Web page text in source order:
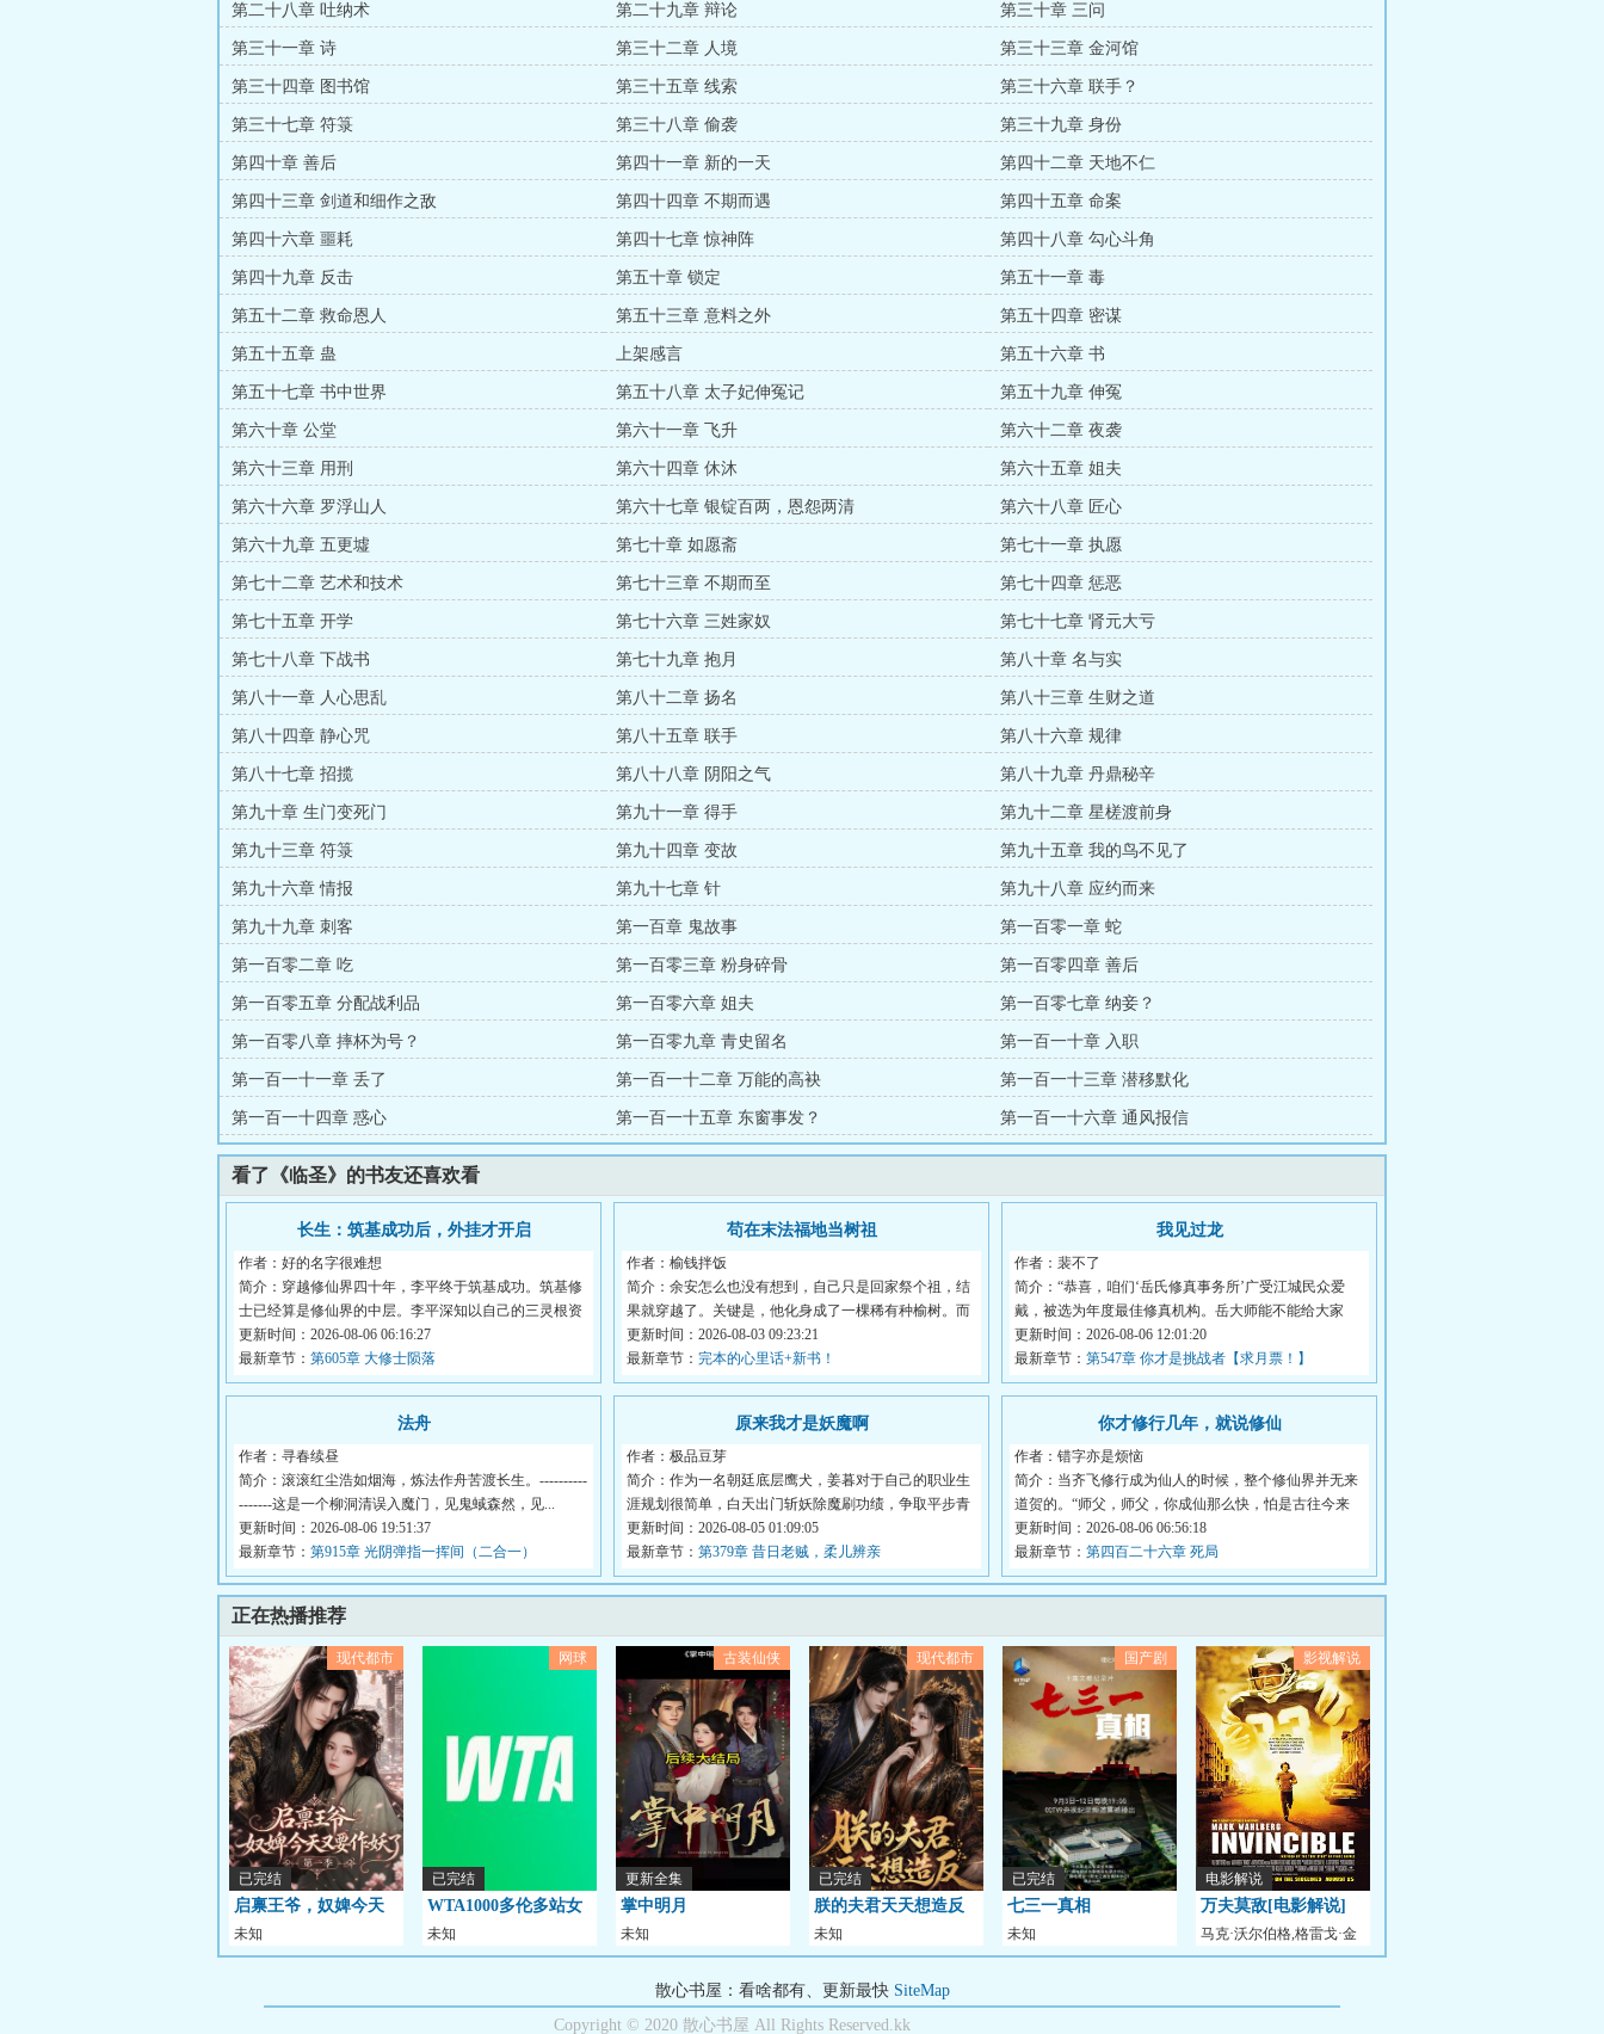
第二十八章 吐纳术 第二十九章 辩论 第三十章 三问
第三十一章 诗 第三十二章 人境 第三十三章 金河馆
第三十四章 图书馆 第三十五章 线索 第三十六章 联手？
第三十七章 符箓 第三十八章 偷袭 第三十九章 身份
第四十章 善后 第四十一章 新的一天 第四十二章 天地不仁
第四十三章 剑道和细作之敌 第四十四章 不期而遇 第四十五章 命案
第四十六章 噩耗 第四十七章 惊神阵 第四十八章 勾心斗角
第四十九章 反击 第五十章 锁定 第五十一章 毒
第五十二章 救命恩人 第五十三章 意料之外 第五十四章 密谋
第五十五章 蛊 上架感言 第五十六章 书
第五十七章 书中世界 第五十八章 太子妃伸冤记 第五十九章 伸冤
第六十章 公堂 第六十一章 飞升 第六十二章 夜袭
第六十三章 用刑 第六十四章 休沐 第六十五章 姐夫
第六十六章 罗浮山人 第六十七章 银锭百两，恩怨两清 第六十八章 匠心
第六十九章 五更墟 第七十章 如愿斋 第七十一章 执愿
第七十二章 艺术和技术 第七十三章 不期而至 第七十四章 惩恶
第七十五章 开学 第七十六章 三姓家奴 第七十七章 肾元大亏
第七十八章 下战书 第七十九章 抱月 第八十章 名与实
第八十一章 人心思乱 第八十二章 扬名 第八十三章 生财之道
第八十四章 静心咒 第八十五章 联手 第八十六章 规律
第八十七章 招揽 第八十八章 阴阳之气 第八十九章 丹鼎秘辛
第九十章 生门变死门 第九十一章 得手 第九十二章 星槎渡前身
第九十三章 符箓 第九十四章 变故 第九十五章 我的鸟不见了
第九十六章 情报 第九十七章 针 第九十八章 应约而来
第九十九章 刺客 第一百章 鬼故事 第一百零一章 蛇
第一百零二章 吃 第一百零三章 粉身碎骨 第一百零四章 善后
第一百零五章 分配战利品 第一百零六章 姐夫 第一百零七章 纳妾？
第一百零八章 摔杯为号？ 第一百零九章 青史留名 第一百一十章 入职
第一百一十一章 丢了 第一百一十二章 万能的高袂 第一百一十三章 潜移默化
第一百一十四章 惑心 第一百一十五章 东窗事发？ 第一百一十六章 通风报信
看了《临圣》的书友还喜欢看
长生：筑基成功后，外挂才开启
作者：好的名字很难想
简介：穿越修仙界四十年，李平终于筑基成功。筑基修
士已经算是修仙界的中层。李平深知以自己的三灵根资
质...
更新时间：2026-08-06 06:16:27
最新章节： 第605章 大修士陨落
苟在末法福地当树祖
作者：榆钱拌饭
简介：余安怎么也没有想到，自己只是回家祭个祖，结
果就穿越了。关键是，他化身成了一棵稀有种榆树。而
这...
更新时间：2026-08-03 09:23:21
最新章节： 完本的心里话+新书！
我见过龙
作者：裴不了
简介：“恭喜，咱们‘岳氏修真事务所’广受江城民众爱
戴，被选为年度最佳修真机构。岳大师能不能给大家
分...
更新时间：2026-08-06 12:01:20
最新章节： 第547章 你才是挑战者【求月票！】
法舟
作者：寻春续昼
简介：滚滚红尘浩如烟海，炼法作舟苦渡长生。----------
-------这是一个柳洞清误入魔门，见鬼蜮森然，见...
更新时间：2026-08-06 19:51:37
最新章节： 第915章 光阴弹指一挥间（二合一）
原来我才是妖魔啊
作者：极品豆芽
简介：作为一名朝廷底层鹰犬，姜暮对于自己的职业生
涯规划很简单，白天出门斩妖除魔刷功绩，争取平步青
云...
更新时间：2026-08-05 01:09:05
最新章节： 第379章 昔日老贼，柔儿辨亲
你才修行几年，就说修仙
作者：错字亦是烦恼
简介：当齐飞修行成为仙人的时候，整个修仙界并无来
道贺的。“师父，师父，你成仙那么快，怕是古往今来
第...
更新时间：2026-08-06 06:56:18
最新章节： 第四百二十六章 死局
正在热播推荐
现代都市
已完结
启禀王爷，奴婢今天
又要作妖了第一季
未知
网球
已完结
WTA1000多伦多站女
单第二轮 贝莱克0-2斯
未知
古装仙侠
更新全集
掌中明月
未知
现代都市
已完结
朕的夫君天天想造反
未知
国产剧
已完结
七三一真相
未知
影视解说
电影解说
万夫莫敌[电影解说]
马克·沃尔伯格,格雷戈·金
尼尔,伊丽莎白·
散心书屋：看啥都有、更新最快 SiteMap
Copyright © 2020 散心书屋 All Rights Reserved.kk